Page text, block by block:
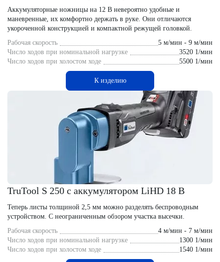
Аккумуляторные ножницы на 12 В невероятно удобные и
маневренные, их комфортно держать в руке. Они отличаются
укороченной конструкцией и компактной режущей головкой.
Рабочая скорость
5 м/мин - 9 м/мин
Число ходов при номинальной нагрузке
3520 1/мин
Число ходов при холостом ходе
5500 1/мин
К изделию
TruTool S 250 с аккумулятором LiHD 18 В
Теперь листы толщиной 2,5 мм можно разделять беспроводным
устройством. С неограниченным обзором участка высечки.
Рабочая скорость
4 м/мин - 7 м/мин
Число ходов при номинальной нагрузке
1300 1/мин
Число ходов при холостом ходе
1540 1/мин